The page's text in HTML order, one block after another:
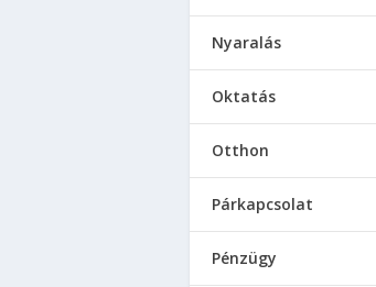
Nyaralás
Oktatás
Otthon
Párkapcsolat
Pénzügy